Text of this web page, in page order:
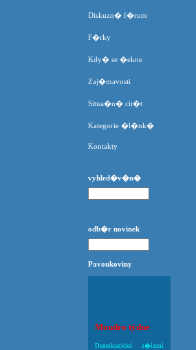
Diskuzn� f�rum
F�rky
Kdy� se �ekne
Zaj�mavosti
Situa�n� cit�t
Kategorie �l�nk�
Kontakty
vyhled�v�n�
odb�r novinek
Pavoukoviny
Moudro týdne
Demokratické z�ízení